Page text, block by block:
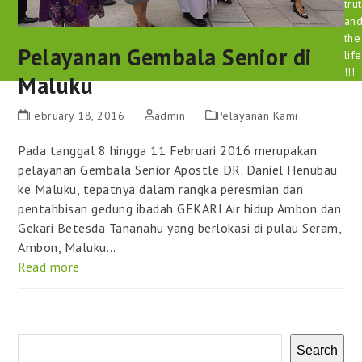
Pelayanan Gembala Senior di
Maluku
February 18, 2016 admin Pelayanan Kami
Pada tanggal 8 hingga 11 Februari 2016 merupakan
pelayanan Gembala Senior Apostle DR. Daniel Henubau
ke Maluku, tepatnya dalam rangka peresmian dan
pentahbisan gedung ibadah GEKARI Air hidup Ambon dan
Gekari Betesda Tananahu yang berlokasi di pulau Seram,
Ambon, Maluku…
Read more
Search
the
life
!!!